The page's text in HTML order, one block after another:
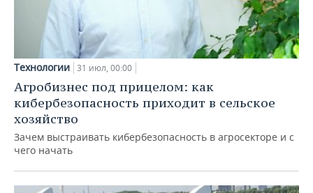
Технологии 31 июл, 00:00
Агробизнес под прицелом: как
кибербезопасность приходит в сельское
хозяйство
Зачем выстраивать кибербезопасность в агросекторе и с
чего начать